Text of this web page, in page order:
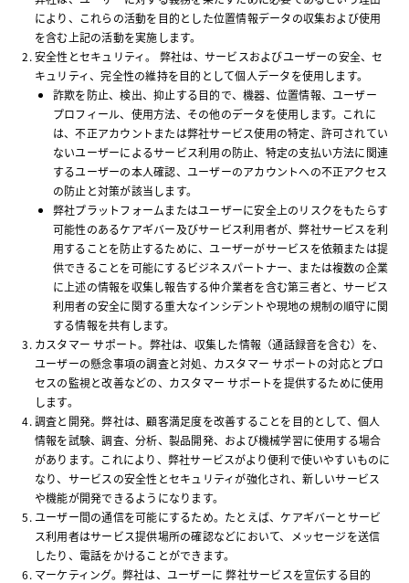
により、これらの活動を目的とした位置情報データの収集および使用
を含む上記の活動を実施します。
安全性とセキュリティ。 弊社は、サービスおよびユーザーの安全、セ
キュリティ、完全性の維持を目的として個人データを使用します。
詐欺を防止、検出、抑止する目的で、機器、位置情報、ユーザー
プロフィール、使用方法、その他のデータを使用します。これに
は、不正アカウントまたは弊社サービス使用の特定、許可されてい
ないユーザーによるサービス利用の防止、特定の支払い方法に関連
するユーザーの本人確認、ユーザーのアカウントへの不正アクセス
の防止と対策が該当します。
弊社プラットフォームまたはユーザーに安全上のリスクをもたらす
可能性のあるケアギバー及びサービス利用者が、弊社サービスを利
用することを防止するために、ユーザーがサービスを依頼または提
供できることを可能にするビジネスパートナー、または複数の企業
に上述の情報を収集し報告する仲介業者を含む第三者と、サービス
利用者の安全に関する重大なインシデントや現地の規制の順守に関
する情報を共有します。
カスタマー サポート。弊社は、収集した情報（通話録音を含む）を、
ユーザーの懸念事項の調査と対処、カスタマー サポートの対応とプロ
セスの監視と改善などの、カスタマー サポートを提供するために使用
します。
調査と開発。弊社は、顧客満足度を改善することを目的として、個人
情報を試験、調査、分析、製品開発、および機械学習に使用する場合
があります。これにより、弊社サービスがより便利で使いやすいものに
なり、サービスの安全性とセキュリティが強化され、新しいサービス
や機能が開発できるようになります。
ユーザー間の通信を可能にするため。たとえば、ケアギバーとサービ
ス利用者はサービス提供場所の確認などにおいて、メッセージを送信
したり、電話をかけることができます。
マーケティング。弊社は、ユーザーに 弊社サービスを宣伝する目的